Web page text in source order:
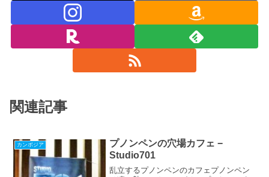
関連記事
カンボジア
プノンペンの穴場カフェ −
Studio701
乱立するプノンペンのカフェプノンペン